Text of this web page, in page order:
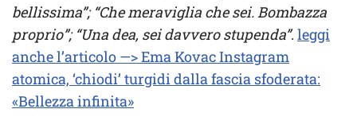
bellissima”; “Che meraviglia che sei. Bombazza
proprio”; “Una dea, sei davvero stupenda”. leggi
anche l’articolo —> Ema Kovac Instagram
atomica, ‘chiodi’ turgidi dalla fascia sfoderata:
«Bellezza infinita»